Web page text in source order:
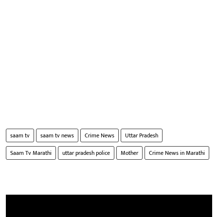
saam tv saam tv news Crime News
Uttar Pradesh
Saam Tv Marathi
uttar pradesh police Mother Crime News in Marathi